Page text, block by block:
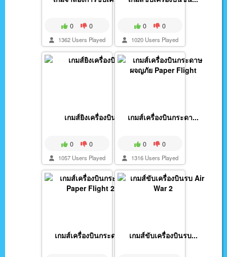
0 0
1362 Users Played
0 0
1020 Users Played
เกมส์ยิงเครื่องบิน
0 0
1057 Users Played
เกมส์เครื่องบินกระดา...
0 0
1316 Users Played
เกมส์เครื่องบินกระดา... เกมส์ขับเครื่องบินรบ...